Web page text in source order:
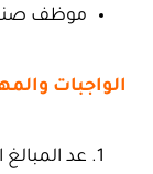
موظف
الواجبات
عد